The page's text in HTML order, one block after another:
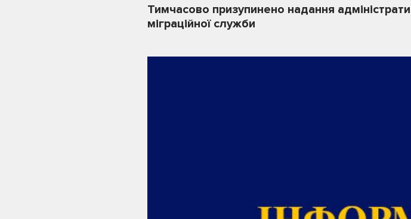
Тимчасово призупинено надання
міграційної служби